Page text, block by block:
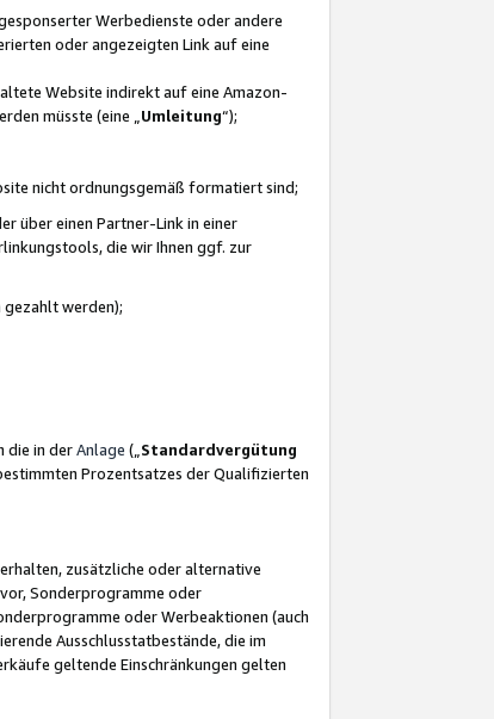
Werbedienste oder andere
oder angezeigten Link auf eine
Website indirekt auf eine Amazon-
müsste (eine „ Umleitung“);
nicht ordnungsgemäß formatiert sind;
über einen Partner-Link in einer
die wir Ihnen ggf. zur
gezahlt werden);
die in derAnlage („ Standardvergütung
Prozentsatzes der Qualifizierten
zusätzliche oder alternative
Sonderprogramme oder
oder Werbeaktionen (auch
Ausschlusstatbestände, die im
geltende Einschränkungen gelten